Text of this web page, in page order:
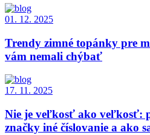
01. 12. 2025
Trendy zimné topánky pre
vám nemali chýbať
17. 11. 2025
Nie je veľkosť ako veľkosť:
značky iné číslovanie a ako